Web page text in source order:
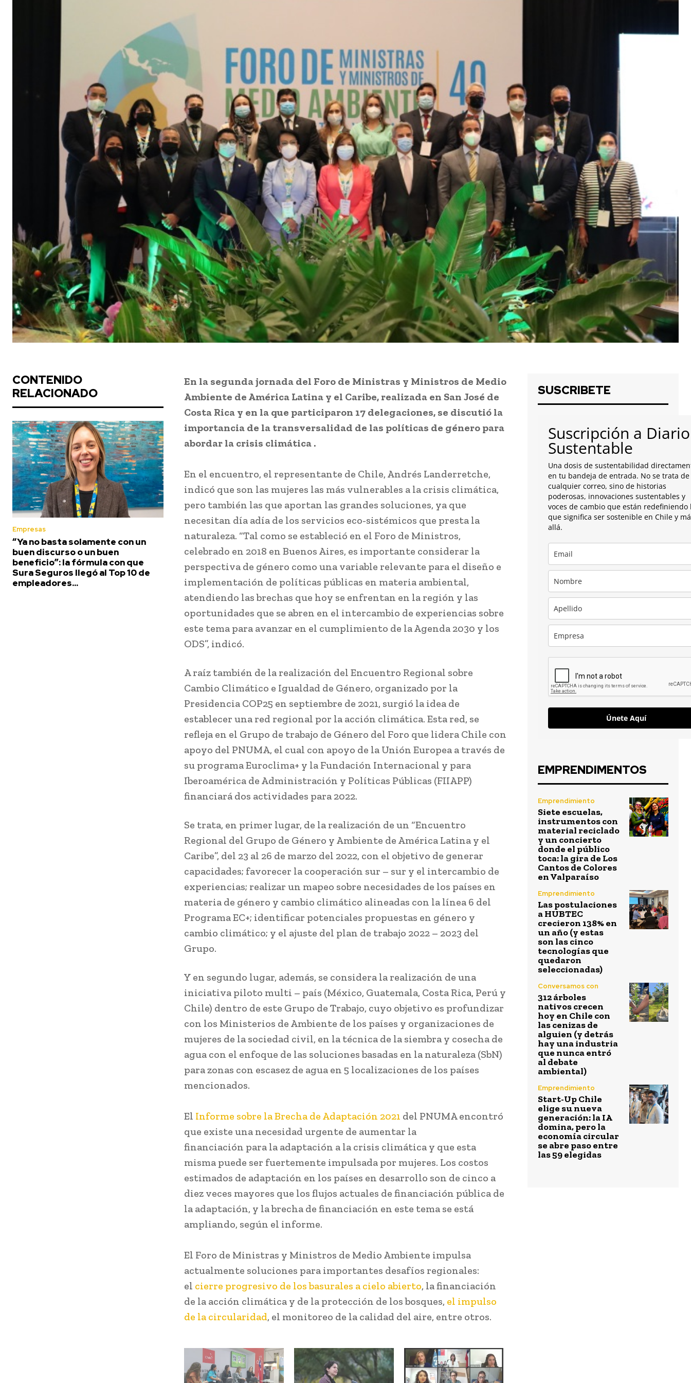
CONTENIDO
RELACIONADO
Empresas
“Ya no basta solamente con un
buen discurso o un buen
beneficio”: la fórmula con que
Sura Seguros llegó al Top 10 de
empleadores...
En la segunda jornada del Foro de Ministras y Ministros de Medio
Ambiente de América Latina y el Caribe, realizada en San José de
Costa Rica y en la que participaron 17 delegaciones, se discutió la
importancia de la transversalidad de las políticas de género para
abordar la crisis climática .
En el encuentro, el representante de Chile, Andrés Landerretche,
indicó que son las mujeres las más vulnerables a la crisis climática,
pero también las que aportan las grandes soluciones, ya que
necesitan día adía de los servicios eco-sistémicos que presta la
naturaleza. “Tal como se estableció en el Foro de Ministros,
celebrado en 2018 en Buenos Aires, es importante considerar la
perspectiva de género como una variable relevante para el diseño e
implementación de políticas públicas en materia ambiental,
atendiendo las brechas que hoy se enfrentan en la región y las
oportunidades que se abren en el intercambio de experiencias sobre
este tema para avanzar en el cumplimiento de la Agenda 2030 y los
ODS”, indicó.
A raíz también de la realización del Encuentro Regional sobre
Cambio Climático e Igualdad de Género, organizado por la
Presidencia COP25 en septiembre de 2021, surgió la idea de
establecer una red regional por la acción climática. Esta red, se
refleja en el Grupo de trabajo de Género del Foro que lidera Chile con
apoyo del PNUMA, el cual con apoyo de la Unión Europea a través de
su programa Euroclima+ y la Fundación Internacional y para
Iberoamérica de Administración y Políticas Públicas (FIIAPP)
financiará dos actividades para 2022.
Se trata, en primer lugar, de la realización de un “Encuentro
Regional del Grupo de Género y Ambiente de América Latina y el
Caribe”, del 23 al 26 de marzo del 2022, con el objetivo de generar
capacidades; favorecer la cooperación sur – sur y el intercambio de
experiencias; realizar un mapeo sobre necesidades de los países en
materia de género y cambio climático alineadas con la línea 6 del
Programa EC+; identificar potenciales propuestas en género y
cambio climático; y el ajuste del plan de trabajo 2022 – 2023 del
Grupo.
Y en segundo lugar, además, se considera la realización de una
iniciativa piloto multi – país (México, Guatemala, Costa Rica, Perú y
Chile) dentro de este Grupo de Trabajo, cuyo objetivo es profundizar
con los Ministerios de Ambiente de los países y organizaciones de
mujeres de la sociedad civil, en la técnica de la siembra y cosecha de
agua con el enfoque de las soluciones basadas en la naturaleza (SbN)
para zonas con escasez de agua en 5 localizaciones de los países
mencionados.
El Informe sobre la Brecha de Adaptación 2021 del PNUMA encontró
que existe una necesidad urgente de aumentar la
financiación para la adaptación a la crisis climática y que esta
misma puede ser fuertemente impulsada por mujeres. Los costos
estimados de adaptación en los países en desarrollo son de cinco a
diez veces mayores que los flujos actuales de financiación pública de
la adaptación, y la brecha de financiación en este tema se está
ampliando, según el informe.
El Foro de Ministras y Ministros de Medio Ambiente impulsa
actualmente soluciones para importantes desafíos regionales:
el cierre progresivo de los basurales a cielo abierto, la financiación
de la acción climática y de la protección de los bosques, el impulso
de la circularidad, el monitoreo de la calidad del aire, entre otros.
SUSCRIBETE
Suscripción a Diario
Sustentable
Una dosis de sustentabilidad
en tu bandeja de entrada. No se trata de
cualquier correo, sino de historias
poderosas, innovaciones sustentables y
voces de cambio que están redefiniendo
que significa ser sostenible en Chile y
allá.
Únete Aquí
EMPRENDIMENTOS
Emprendimiento
Siete escuelas,
instrumentos con
material reciclado
y un concierto
donde el público
toca: la gira de Los
Cantos de Colores
en Valparaíso
Emprendimiento
Las postulaciones
a HUBTEC
crecieron 138% en
un año (y estas
son las cinco
tecnologías que
quedaron
seleccionadas)
Conversamos con
312 árboles
nativos crecen
hoy en Chile con
las cenizas de
alguien (y detrás
hay una industria
que nunca entró
al debate
ambiental)
Emprendimiento
Start-Up Chile
elige su nueva
generación: la IA
domina, pero la
economía circular
se abre paso entre
las 59 elegidas